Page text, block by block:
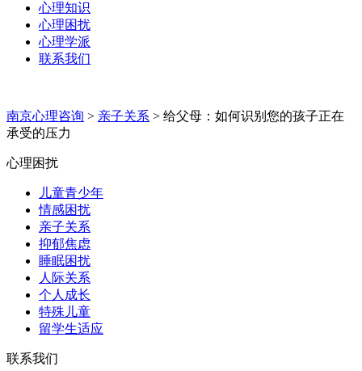
心理知识
心理困扰
心理学派
联系我们
南京心理咨询 > 亲子关系 > 给父母：如何识别您的孩子正在
承受的压力
心理困扰
儿童青少年
情感困扰
亲子关系
抑郁焦虑
睡眠困扰
人际关系
个人成长
特殊儿童
留学生适应
联系我们